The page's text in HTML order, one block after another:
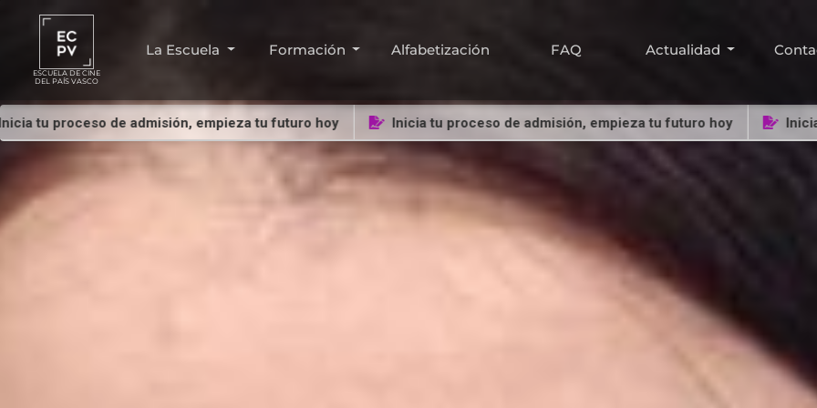
ESCUELA DE CINE
DEL PAÍS VASCO
La Escuela Formación Alfabetización FAQ Actualidad
proceso de admisión, empieza tu futuro hoy Inicia tu proceso de admisión, empieza tu futuro hoy Inicia tu